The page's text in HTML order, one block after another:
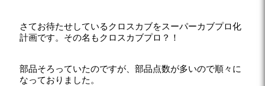
さてお待たせしているクロスカブをスーパーカブプロ化
計画です。その名もクロスカブプロ？！
部品そろっていたのですが、部品点数が多いので順々に
なっておりました。